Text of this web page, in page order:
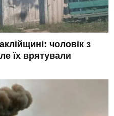
чоловік з
їх врятували